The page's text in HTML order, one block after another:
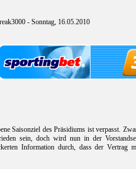
- Sonntag, 16.05.2010
Saisonziel des Präsidiums ist verpasst.
sein, doch wird nun in der
Information durch, dass der Vertrag